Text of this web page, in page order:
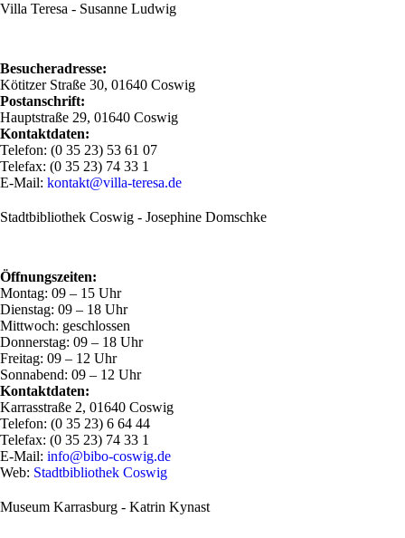
Villa Teresa - Susanne Ludwig
Besucheradresse:
Kötitzer Straße 30, 01640 Coswig
Postanschrift:
Hauptstraße 29, 01640 Coswig
Kontaktdaten:
Telefon: (0 35 23) 53 61 07
Telefax: (0 35 23) 74 33 1
E-Mail: kontakt@villa-teresa.de
Stadtbibliothek Coswig - Josephine Domschke
Öffnungszeiten:
Montag: 09 – 15 Uhr
Dienstag: 09 – 18 Uhr
Mittwoch: geschlossen
Donnerstag: 09 – 18 Uhr
Freitag: 09 – 12 Uhr
Sonnabend: 09 – 12 Uhr
Kontaktdaten:
Karrasstraße 2, 01640 Coswig
Telefon: (0 35 23) 6 64 44
Telefax: (0 35 23) 74 33 1
E-Mail: info@bibo-coswig.de
Web: Stadtbibliothek Coswig
Museum Karrasburg - Katrin Kynast